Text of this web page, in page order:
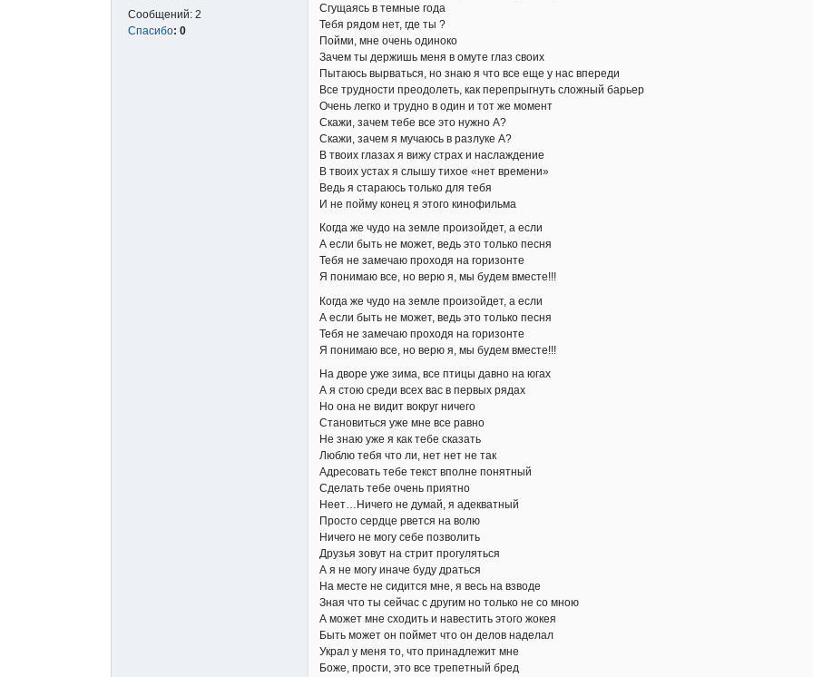
Сообщений: 2
Спасибо: 0
Сгущаясь в темные года
Тебя рядом нет, где ты ?
Пойми, мне очень одиноко
Зачем ты держишь меня в омуте глаз своих
Пытаюсь вырваться, но знаю я что все еще у нас впереди
Все трудности преодолеть, как перепрыгнуть сложный барьер
Очень легко и трудно в один и тот же момент
Скажи, зачем тебе все это нужно А?
Скажи, зачем я мучаюсь в разлуке А?
В твоих глазах я вижу страх и наслаждение
В твоих устах я слышу тихое «нет времени»
Ведь я стараюсь только для тебя
И не пойму конец я этого кинофильма
Когда же чудо на земле произойдет, а если
А если быть не может, ведь это только песня
Тебя не замечаю проходя на горизонте
Я понимаю все, но верю я, мы будем вместе!!!
Когда же чудо на земле произойдет, а если
А если быть не может, ведь это только песня
Тебя не замечаю проходя на горизонте
Я понимаю все, но верю я, мы будем вместе!!!
На дворе уже зима, все птицы давно на югах
А я стою среди всех вас в первых рядах
Но она не видит вокруг ничего
Становиться уже мне все равно
Не знаю уже я как тебе сказать
Люблю тебя что ли, нет нет не так
Адресовать тебе текст вполне понятный
Сделать тебе очень приятно
Неет…Ничего не думай, я адекватный
Просто сердце рвется на волю
Ничего не могу себе позволить
Друзья зовут на стрит прогуляться
А я не могу иначе буду драться
На месте не сидится мне, я весь на взводе
Зная что ты сейчас с другим но только не со мною
А может мне сходить и навестить этого жокея
Быть может он поймет что он делов наделал
Украл у меня то, что принадлежит мне
Боже, прости, это все трепетный бред